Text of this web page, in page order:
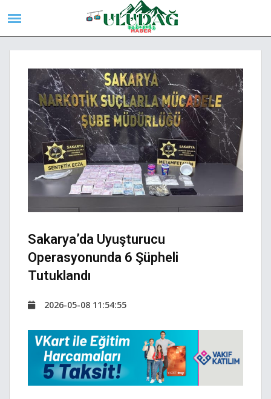
Sakarya’da Uyuşturucu
Operasyonunda 6 Şüpheli
Tutuklandı
2026-05-08 11:54:55